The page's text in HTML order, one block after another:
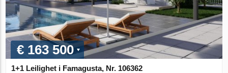
€ 163 500
1+1 Leilighet i Famagusta, Nr. 106362